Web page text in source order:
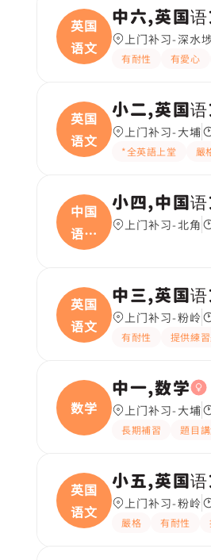
英国
语文
中六,英国
上门补习-深水
有耐性 有愛心
英国
语文
小二,英国
上门补习-大埔
*全英語上堂 嚴
中国
语文
(
小四,中国
上门补习-北角
英国
语文
中三,英国
上门补习-粉岭
有耐性 提供練
数学
中一,数学
上门补习-大埔
長期補習 題目
英国
语文
小五,英国
上门补习-粉岭
嚴格 有耐性